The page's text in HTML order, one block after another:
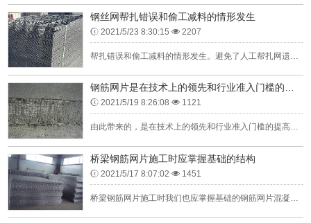
钢丝网帮扎错误和偷工减料的情形发生
2021/5/23 8:30:15 2207
钢筋网片是在技术上的领先和行业准入门槛的提高
2021/5/19 8:26:08 1121
由此带来的，是在技术上的领先和行业准入门槛的提高。一项新技术从构思，收集相关资料，到理论研究，试验研究，#后到实际应用，无不需要时间和资源（包括物质资源和人力资源）的投入。成本和投入要素要素投入包括有...
桥梁钢筋网片施工时应掌握基础的结构
2021/5/17 8:07:02 1451
桥梁钢筋网片施工时我们也应掌握基础的钢筋网片混凝土结构。钢筋网片是桥梁建设中必不可少的加固材料，钢筋网片可以提高桥面铺装层质量，保护层厚度合格率达97%以上，桥面平整度提高，桥面几乎无裂缝，铺装速度提...